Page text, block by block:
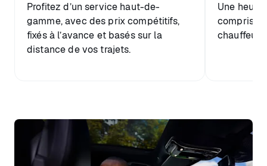
Profitez d’un service haut-de-
gamme, avec des prix compétitifs,
fixés à l’avance et basés sur la
distance de vos trajets.
Une heure
comprise
chauffeur.